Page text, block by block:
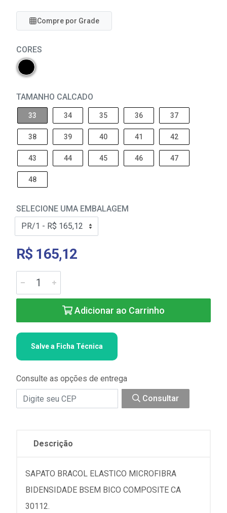
Compre por Grade
CORES
TAMANHO CALCADO
33 34 35 36 37
38 39 40 41 42
43 44 45 46 47
48
SELECIONE UMA EMBALAGEM
R$ 165,12
Adicionar ao Carrinho
Salve a Ficha Técnica
Consulte as opções de entrega
Consultar
Descrição
SAPATO BRACOL ELASTICO MICROFIBRA
BIDENSIDADE BSEM BICO COMPOSITE CA
30112.